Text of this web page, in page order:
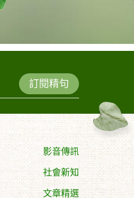
訂閱精句
影音傳訊
社會新知
文章精選